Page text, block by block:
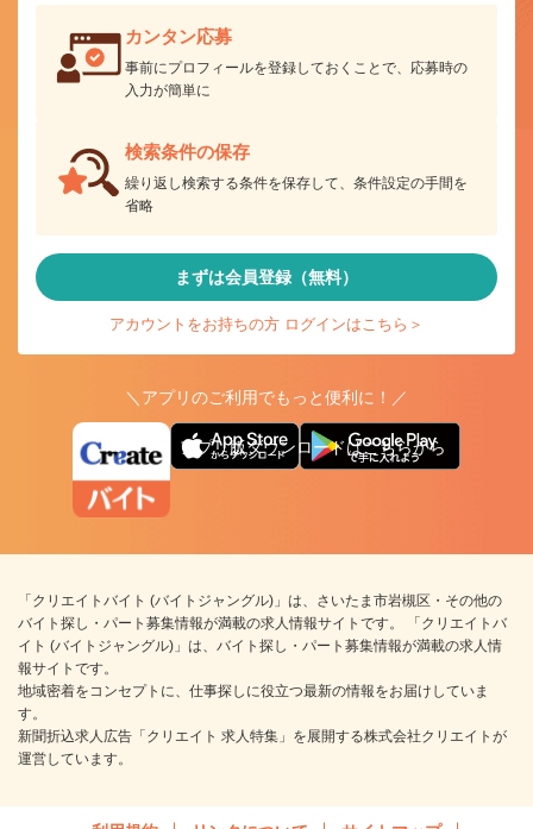
カンタン応募
事前にプロフィールを登録しておくことで、応募時の
入力が簡単に
検索条件の保存
繰り返し検索する条件を保存して、条件設定の手間を
省略
まずは会員登録（無料）
アカウントをお持ちの方 ログインはこちら＞
＼アプリのご利用でもっと便利に！／
アプリ版ダウンロードはこちらから
「クリエイトバイト (バイトジャングル)」は、さいたま市岩槻区・その他の
バイト探し・パート募集情報が満載の求人情報サイトです。 「クリエイトバ
イト (バイトジャングル)」は、バイト探し・パート募集情報が満載の求人情
報サイトです。
地域密着をコンセプトに、仕事探しに役立つ最新の情報をお届けしていま
す。
新聞折込求人広告「クリエイト 求人特集」を展開する株式会社クリエイトが
運営しています。